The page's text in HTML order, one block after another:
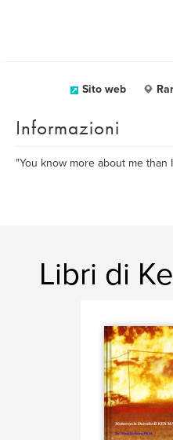
Sito web
Informazioni
"You know more about me than
Libri di